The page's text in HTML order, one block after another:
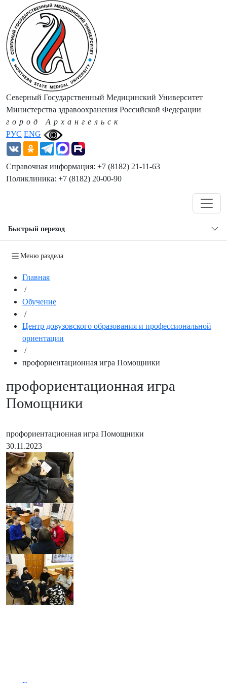
РУС ENG
Северный Государственный Медицинский Университет
Министерства здравоохранения Российской Федерации
город Архангельск
Справочная информация: +7 (8182) 21-11-63
Поликлиника: +7 (8182) 20-00-90
Быстрый переход
Меню раздела
Главная
/
Обучение
/
Центр довузовского образования и профессиональной
ориентации
/
профориентационная игра Помощники
профориентационная игра
Помощники
профориентационная игра Помощники
30.11.2023